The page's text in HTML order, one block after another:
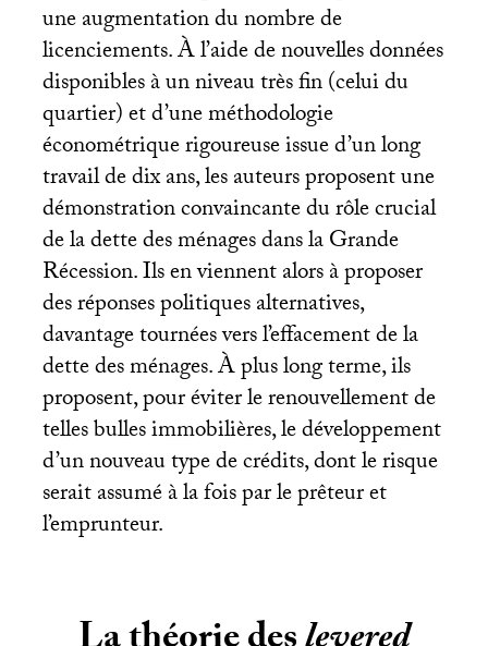
une augmentation du nombre de
licenciements. À l’aide de nouvelles données
disponibles à un niveau très fin (celui du
quartier) et d’une méthodologie
économétrique rigoureuse issue d’un long
travail de dix ans, les auteurs proposent une
démonstration convaincante du rôle crucial
de la dette des ménages dans la Grande
Récession. Ils en viennent alors à proposer
des réponses politiques alternatives,
davantage tournées vers l’effacement de la
dette des ménages. À plus long terme, ils
proposent, pour éviter le renouvellement de
telles bulles immobilières, le développement
d’un nouveau type de crédits, dont le risque
serait assumé à la fois par le prêteur et
l’emprunteur.